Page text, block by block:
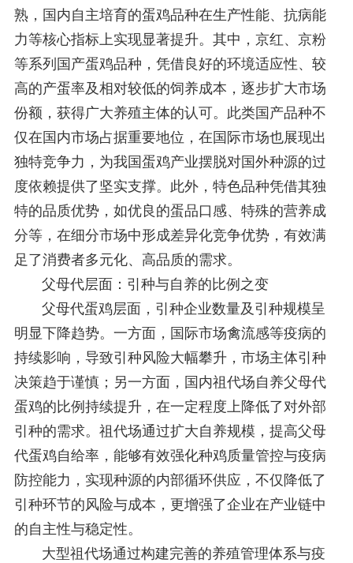
熟，国内自主培育的蛋鸡品种在生产性能、抗病能
力等核心指标上实现显著提升。其中，京红、京粉
等系列国产蛋鸡品种，凭借良好的环境适应性、较
高的产蛋率及相对较低的饲养成本，逐步扩大市场
份额，获得广大养殖主体的认可。此类国产品种不
仅在国内市场占据重要地位，在国际市场也展现出
独特竞争力，为我国蛋鸡产业摆脱对国外种源的过
度依赖提供了坚实支撑。此外，特色品种凭借其独
特的品质优势，如优良的蛋品口感、特殊的营养成
分等，在细分市场中形成差异化竞争优势，有效满
足了消费者多元化、高品质的需求。
父母代层面：引种与自养的比例之变
父母代蛋鸡层面，引种企业数量及引种规模呈
明显下降趋势。一方面，国际市场禽流感等疫病的
持续影响，导致引种风险大幅攀升，市场主体引种
决策趋于谨慎；另一方面，国内祖代场自养父母代
蛋鸡的比例持续提升，在一定程度上降低了对外部
引种的需求。祖代场通过扩大自养规模，提高父母
代蛋鸡自给率，能够有效强化种鸡质量管控与疫病
防控能力，实现种源的内部循环供应，不仅降低了
引种环节的风险与成本，更增强了企业在产业链中
的自主性与稳定性。
大型祖代场通过构建完善的养殖管理体系与疫